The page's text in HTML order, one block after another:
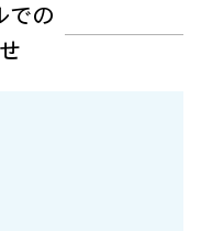
での